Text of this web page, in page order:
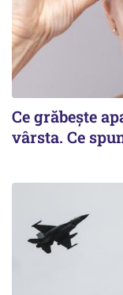
Ce grăbește
vârsta. Ce